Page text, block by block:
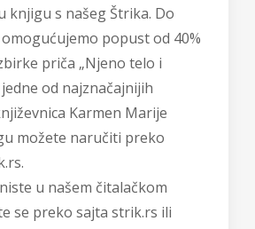
knjigu s našeg Štrika. Do
popust od 40%
priča „Njeno telo i
od najznačajnijih
Karmen Marije
možete naručiti preko
u našem čitalačkom
se preko sajta strik.rs ili